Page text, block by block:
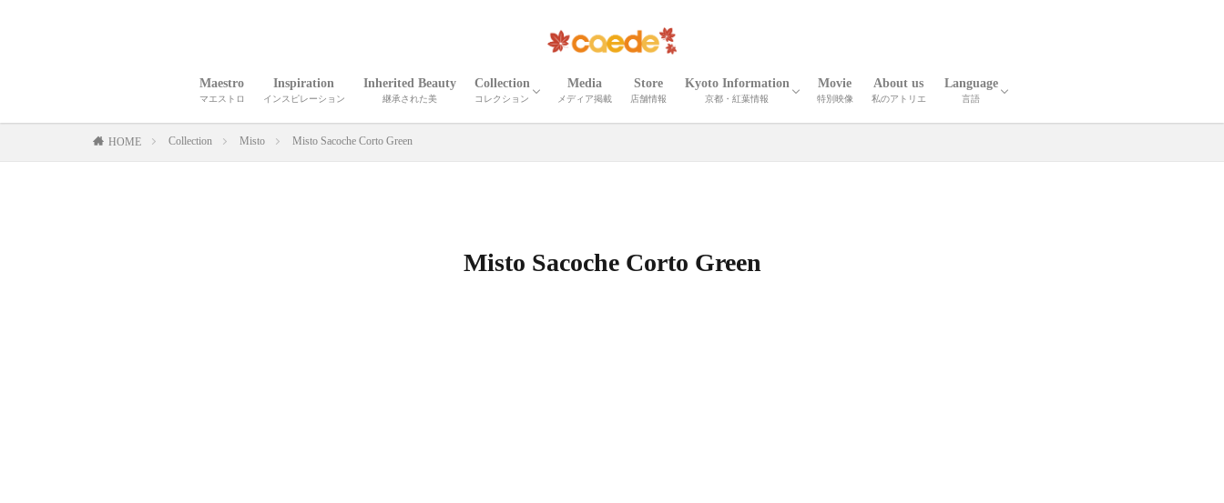
Maestro
マエストロ
Inspiration
インスピレーション
Inherited Beauty
継承された美
Collection
コレクション
CORTEO
ETNA
Madeira
Iris
Palma
Shrink Madeira
Shrink Cube
Cardona
ELLISSE
Shrink Zima
Zima
Recicli ZIMA
Zima leather goods
Prima Bolta
CORTEO MICHELA
Numero
Serena
Wrinkle Serena
Cerberus３
Wrinkle CERBERUS 3
Camouflage Cerberus 3
Adria Misto Cerberus 3
Twill Nylon Misto Cerberus 3
Stella Misto Cerberus
Stella Misto Ruck
Stella Misto Flap
Misto
Miranda
Miranda Ruck
Stella Reversible
Stella Ruck
Maiko Puzzle
Milano Canvas
OTHER
Media
メディア掲載
Store
店舗情報
Kyoto Information
京都・紅葉情報
京都の紅葉
京都・春夏秋冬
京都の名刹・観光情報
京都の伝統工芸・職人技
Movie
特別映像
About us
私のアトリエ
Language
言語
英語
中国語
HOME Collection Misto Misto Sacoche Corto Green
Misto Sacoche Corto Green